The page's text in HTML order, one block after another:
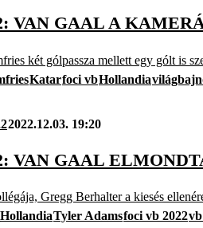
VAN GAAL A
két gólpassza mellett egy gólt is
Katarfoci vbHollandia
2022.12.03. 19:20
VAN GAAL
Gregg Berhalter a kiesés
HollandiaTyler Adamsfoci vb 2022